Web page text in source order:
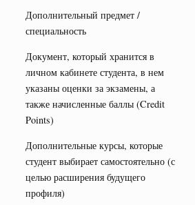
Дополнительный предмет /
специальность
Документ, который хранится в
личном кабинете студента, в нем
указаны оценки за экзамены, а
также начисленные баллы (Credit
Points)
Дополнительные курсы, которые
студент выбирает самостоятельно (с
целью расширения будущего
профиля)